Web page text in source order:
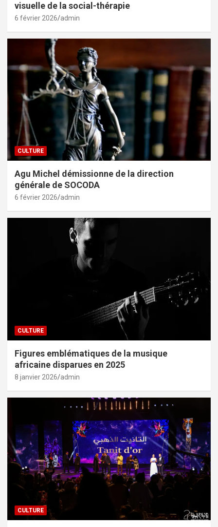
visuelle de la social-thérapie
6 février 2026 admin
CULTURE
Agu Michel démissionne de la direction
générale de SOCODA
6 février 2026 admin
CULTURE
Figures emblématiques de la musique
africaine disparues en 2025
8 janvier 2026 admin
CULTURE